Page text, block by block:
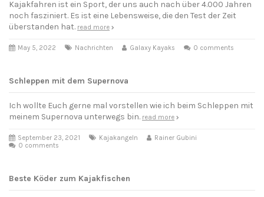
Kajakfahren ist ein Sport, der uns auch nach über 4.000 Jahren
noch fasziniert. Es ist eine Lebensweise, die den Test der Zeit
überstanden hat. read more
May 5, 2022 Nachrichten Galaxy Kayaks 0 comments
Schleppen mit dem Supernova
Ich wollte Euch gerne mal vorstellen wie ich beim Schleppen mit
meinem Supernova unterwegs bin. read more
September 23, 2021 Kajakangeln
Rainer Gubini
0 comments
Beste Köder zum Kajakfischen